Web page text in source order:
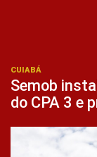
CUIABÁ
Semob
do CPA 3 e